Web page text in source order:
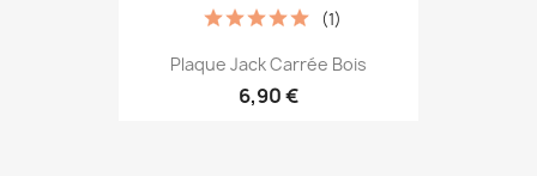
Plaque Jack Carrée Bois
6,90 €
(1)